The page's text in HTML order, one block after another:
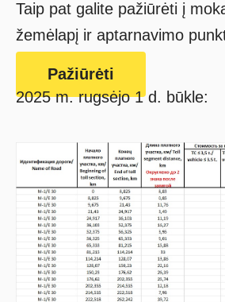
Taip pat galite pažiūrėti į
žemėlapį ir aptarnavimo
Pažiūrėti
2025 m. rugsėjo 1 d. būkle: